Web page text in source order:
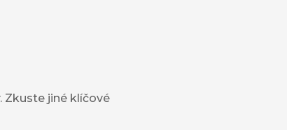
Zkuste jiné klíčové